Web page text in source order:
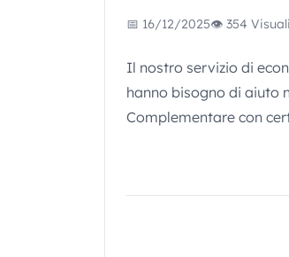
📅 16/12/2025👁 354
Il nostro servizio di
hanno bisogno di aiuto
Complementare con